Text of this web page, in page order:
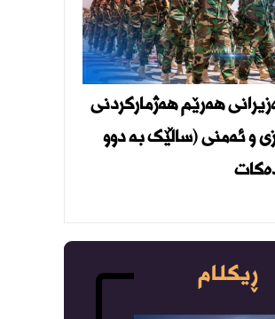
هەرێم هەژمارکردنی
و ئەمنی (ساڵێک بە دوو
ڕیکلام